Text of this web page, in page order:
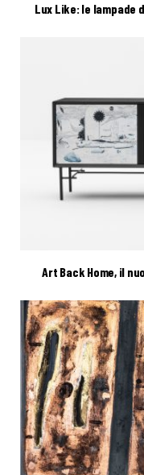
Lux Like: le lampade
Art Back Home, il